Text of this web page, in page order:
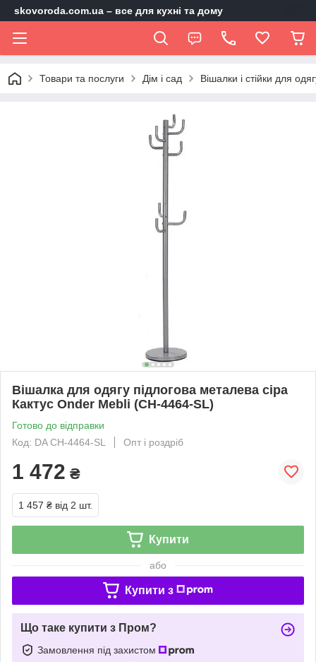
skovoroda.com.ua – все для кухні та дому
Товари та послуги Дім і сад Вішалки і стійки для
Вішалка для одягу підлогова металева сіра
Кактус Onder Mebli (CH-4464-SL)
Готово до відправки
Код: DA CH-4464-SL
Опт і роздріб
1 472 ₴
1 457 ₴ від 2 шт.
Купити
або
Купити з
Що таке купити з Пром?
Замовлення під захистом